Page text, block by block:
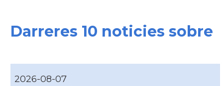
Darreres 10 noticies sobre
2026-08-07